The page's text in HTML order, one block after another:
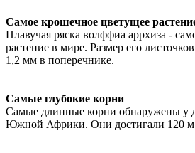
Самое крошечное цветущее
Плавучая ряска волффиа аррхиза -
растение в мире. Размер его
1,2 мм в поперечнике.
Самые глубокие корни
Самые длинные корни обнаружены у
Южной Африки. Они достигали 120